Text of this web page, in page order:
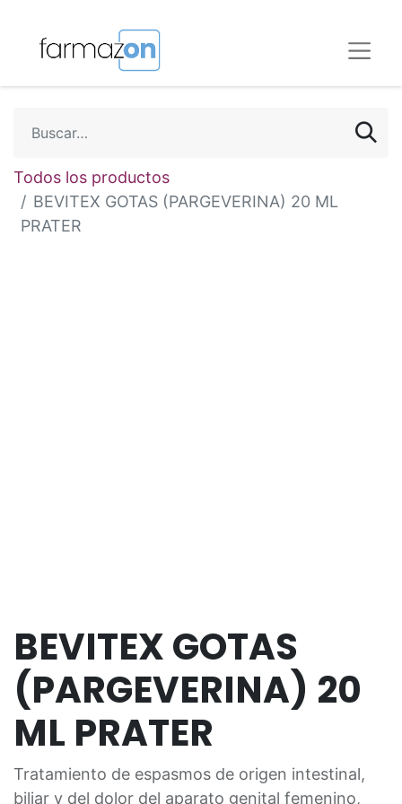
Todos los productos
BEVITEX GOTAS (PARGEVERINA) 20 ML
PRATER
BEVITEX GOTAS
(PARGEVERINA) 20
ML PRATER
Tratamiento de espasmos de origen intestinal,
biliar y del dolor del aparato genital femenino,